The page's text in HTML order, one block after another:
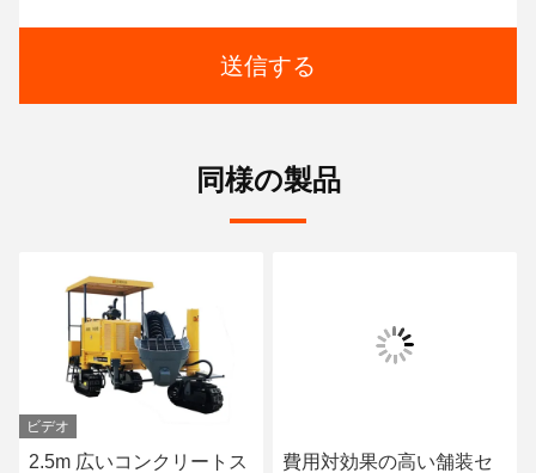
送信する
同様の製品
ビデオ
2.5m 広いコンクリートス
費用対効果の高い舗装セ